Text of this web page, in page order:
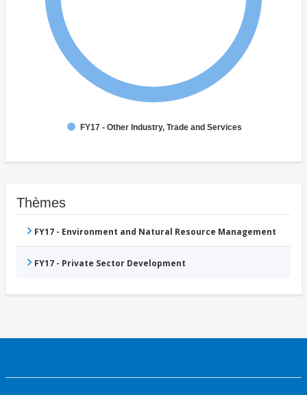
FY17 - Other Industry, Trade and Services
Thèmes
FY17 - Environment and Natural Resource Management
FY17 - Private Sector Development